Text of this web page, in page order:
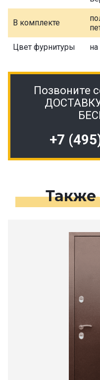
В комплекте
Цвет фурнитуры
Позвоните
+7
Также